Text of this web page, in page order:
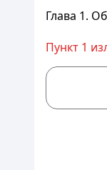
Глава 1.
Пункт 1